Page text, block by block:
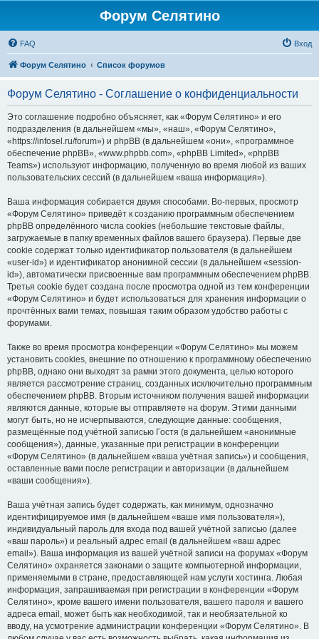
Форум Селятино
FAQ Вход
Форум Селятино Список форумов
Форум Селятино - Соглашение о конфиденциальности
Это соглашение подробно объясняет, как «Форум Селятино» и его
подразделения (в дальнейшем «мы», «наш», «Форум Селятино»,
«https://infosel.ru/forum») и phpBB (в дальнейшем «они», «программное
обеспечение phpBB», «www.phpbb.com», «phpBB Limited», «phpBB
Teams») используют информацию, полученную во время любой из ваших
пользовательских сессий (в дальнейшем «ваша информация»).
Ваша информация собирается двумя способами. Во-первых, просмотр
«Форум Селятино» приведёт к созданию программным обеспечением
phpBB определённого числа cookies (небольшие текстовые файлы,
загружаемые в папку временных файлов вашего браузера). Первые две
cookie содержат только идентификатор пользователя (в дальнейшем
«user-id») и идентификатор анонимной сессии (в дальнейшем «session-
id»), автоматически присвоенные вам программным обеспечением phpBB.
Третья cookie будет создана после просмотра одной из тем конференции
«Форум Селятино» и будет использоваться для хранения информации о
прочтённых вами темах, повышая таким образом удобство работы с
форумами.
Также во время просмотра конференции «Форум Селятино» мы можем
установить cookies, внешние по отношению к программному обеспечению
phpBB, однако они выходят за рамки этого документа, целью которого
является рассмотрение страниц, созданных исключительно программным
обеспечением phpBB. Вторым источником получения вашей информации
являются данные, которые вы отправляете на форум. Этими данными
могут быть, но не исчерпываются, следующие данные: сообщения,
размещённые под учётной записью Гостя (в дальнейшем «анонимные
сообщения»), данные, указанные при регистрации в конференции
«Форум Селятино» (в дальнейшем «ваша учётная запись») и сообщения,
оставленные вами после регистрации и авторизации (в дальнейшем
«ваши сообщения»).
Ваша учётная запись будет содержать, как минимум, однозначно
идентифицируемое имя (в дальнейшем «ваше имя пользователя»),
индивидуальный пароль для входа под вашей учётной записью (далее
«ваш пароль») и реальный адрес email (в дальнейшем «ваш адрес
email»). Ваша информация из вашей учётной записи на форумах «Форум
Селятино» охраняется законами о защите компьютерной информации,
применяемыми в стране, предоставляющей нам услуги хостинга. Любая
информация, запрашиваемая при регистрации в конференции «Форум
Селятино», кроме вашего имени пользователя, вашего пароля и вашего
адреса email, может быть как необходимой, так и необязательной ко
вводу, на усмотрение администрации конференции «Форум Селятино». В